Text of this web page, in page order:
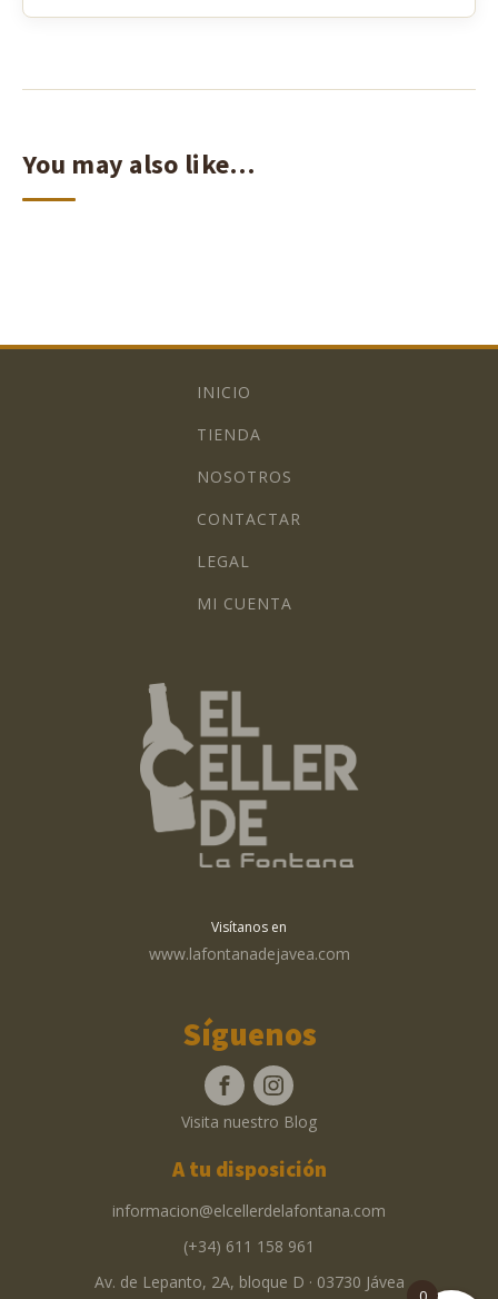
You may also like…
INICIO
TIENDA
NOSOTROS
CONTACTAR
LEGAL
MI CUENTA
Visítanos en
www.lafontanadejavea.com
Síguenos
Visita nuestro Blog
A tu disposición
informacion@elcellerdelafontana.com
(+34) 611 158 961
Av. de Lepanto, 2A, bloque D · 03730 Jávea